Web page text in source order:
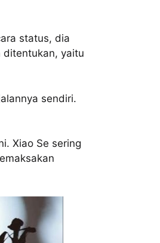
status, dia
ditentukan, yaitu
sendiri.
Xiao Se sering